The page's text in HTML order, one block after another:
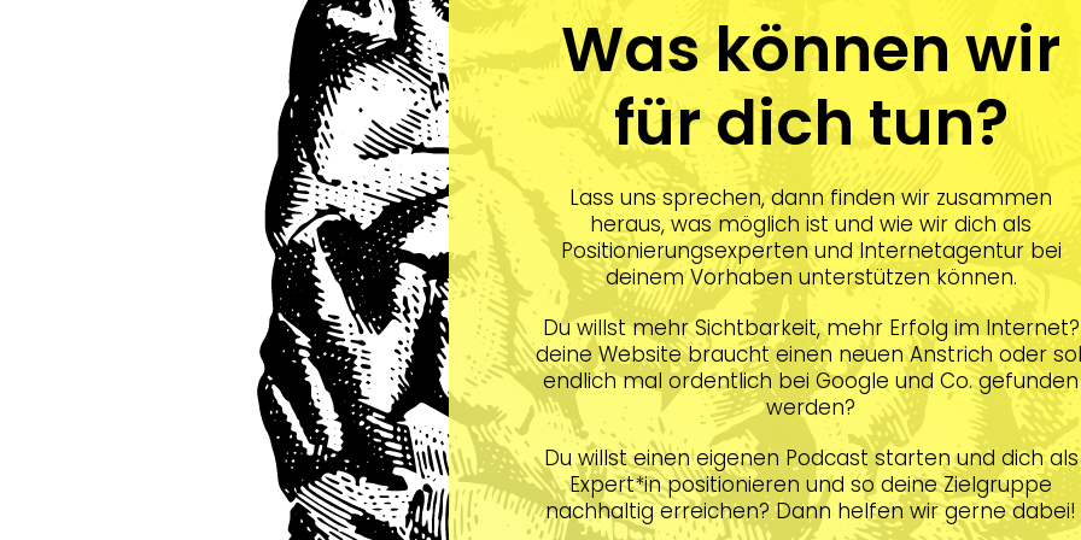
Was können wir
für dich tun?
Lass uns sprechen, dann finden wir zusammen
heraus, was möglich ist und wie wir dich als
Positionierungsexperten und Internetagentur bei
deinem Vorhaben unterstützen können.
Du willst mehr Sichtbarkeit, mehr Erfolg im Internet?
deine Website braucht einen neuen Anstrich oder
endlich mal ordentlich bei Google und Co. gefunden
werden?
Du willst einen eigenen Podcast starten und dich als
Expert*in positionieren und so deine Zielgruppe
nachhaltig erreichen? Dann helfen wir gerne dabei!